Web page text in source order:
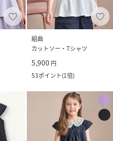
組曲
カットソー・Tシャツ
5,900 円
53ポイント(1倍)